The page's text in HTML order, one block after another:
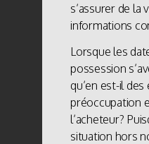
s’assurer de la
informations
Lorsque les
possession
qu’en est-il
préoccupation
l’acheteur?
situation hors